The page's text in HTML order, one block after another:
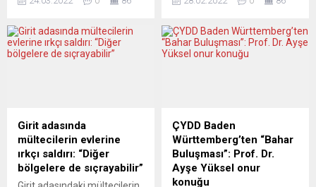
ile Covid-19 salgınında en
kaydedildi. Robert Koch
Enstitüsünden yapılan
kişiye Covid-19 tanısı
koyulmasıyla salgının
başından bu yana en
yüksek...
orduya “caydırıcı güçlerini”
durumuna geçirme emri
verdi. Avrupa medyası
değerlendirmesinde
bulunurken, NATO Genel
Sekreteri Stoltenberg
durumun ciddiyetini
vurguladı. Avrupa basınının
Girit adasında
mültecilerin evlerine
ırkçı saldırı: “Diğer
bölgelere de sıçrayabilir”
ÇYDD Baden
Württemberg’ten “Bahar
Buluşması”: Prof. Dr.
Ayşe Yüksel onur
konuğu